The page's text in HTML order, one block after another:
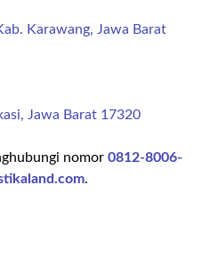
Karawang, Jawa Barat
Jawa Barat 17320
nomor 0812-8006-
.